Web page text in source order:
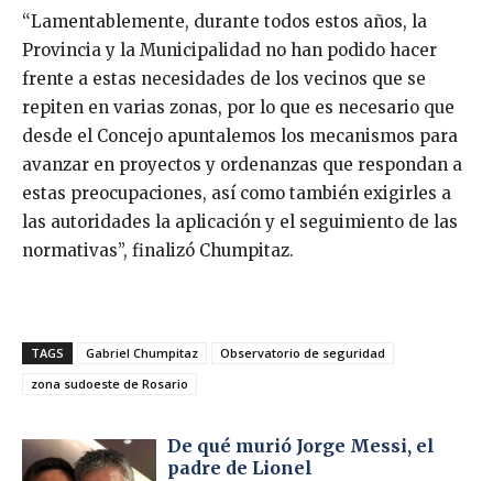
“Lamentablemente, durante todos estos años, la
Provincia y la Municipalidad no han podido hacer
frente a estas necesidades de los vecinos que se
repiten en varias zonas, por lo que es necesario que
desde el Concejo apuntalemos los mecanismos para
avanzar en proyectos y ordenanzas que respondan a
estas preocupaciones, así como también exigirles a
las autoridades la aplicación y el seguimiento de las
normativas”, finalizó Chumpitaz.
TAGS Gabriel Chumpitaz
Observatorio de seguridad
zona sudoeste de Rosario
De qué murió Jorge Messi, el
padre de Lionel